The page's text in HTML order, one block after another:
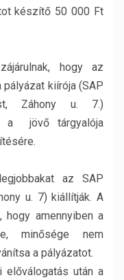
készítő 50 000 Ft
hogy az
kiírója (SAP
Záhony u. 7.)
a jövő tárgyalója
az SAP
u. 7) kiállítják. A
hogy amennyiben a
minősége nem
a pályázatot.
előválogatás után a